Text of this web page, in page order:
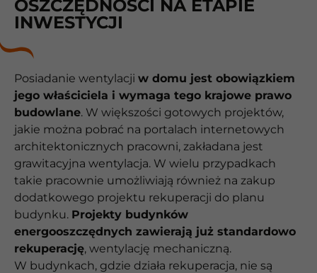
OSZCZĘDNOŚCI NA ETAPIE
INWESTYCJI
Posiadanie wentylacji w domu jest obowiązkiem
jego właściciela i wymaga tego krajowe prawo
budowlane. W większości gotowych projektów,
jakie można pobrać na portalach internetowych
architektonicznych pracowni, zakładana jest
grawitacyjna wentylacja. W wielu przypadkach
takie pracownie umożliwiają również na zakup
dodatkowego projektu rekuperacji do planu
budynku. Projekty budynków
energooszczędnych zawierają już standardowo
rekuperację, wentylację mechaniczną.
W budynkach, gdzie działa rekuperacja, nie są